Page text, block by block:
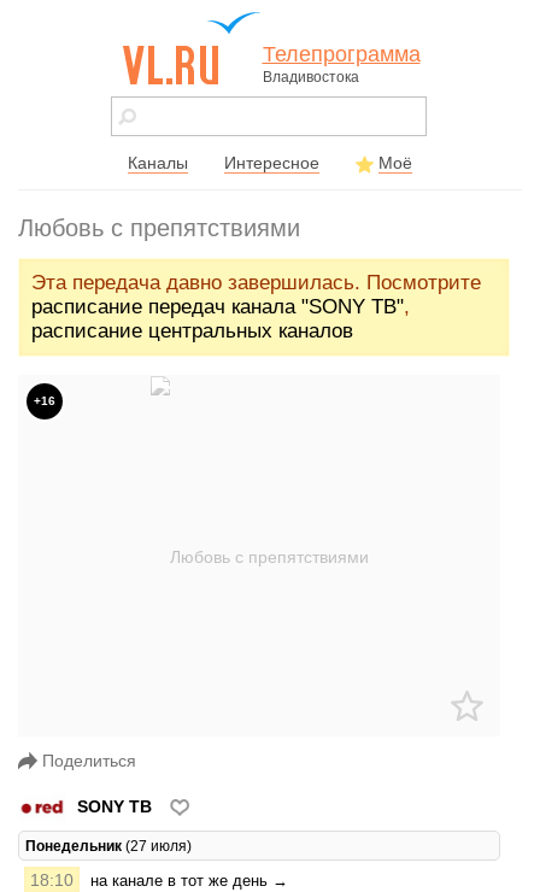
vl.ru - сайт
города
Телепрограмма
Владивостока
Каналы Интересное Моё
Любовь с препятствиями
Эта передача давно завершилась. Посмотрите
расписание передач канала "SONY ТВ",
расписание центральных каналов
+16
Поделиться
SONY ТВ
Понедельник (27 июля)
18:10 на канале в тот же день →